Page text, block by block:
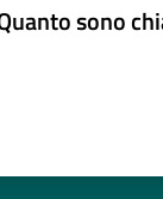
sono